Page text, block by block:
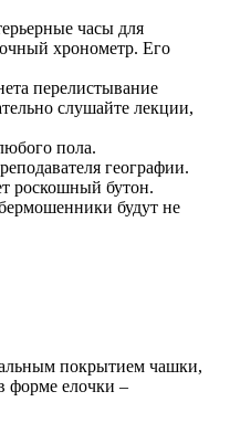
часы для
хронометр. Его
перелистывание
слушайте лекции,
пола.
географии.
роскошный бутон.
будут не
покрытием чашки,
форме елочки –